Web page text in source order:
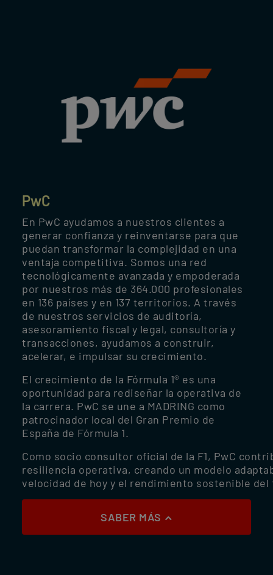
PwC
En PwC ayudamos a nuestros clientes a
generar confianza y reinventarse para que
puedan transformar la complejidad en una
ventaja competitiva. Somos una red
tecnológicamente avanzada y empoderada
por nuestros más de 364.000 profesionales
en 136 países y en 137 territorios. A través
de nuestros servicios de auditoría,
asesoramiento fiscal y legal, consultoría y
transacciones, ayudamos a construir,
acelerar, e impulsar su crecimiento.
El crecimiento de la Fórmula 1® es una
oportunidad para rediseñar la operativa de
la carrera. PwC se une a MADRING como
patrocinador local del Gran Premio de
España de Fórmula 1.
Como socio consultor oficial de la F1, PwC
resiliencia operativa, creando un modelo
velocidad de hoy y el rendimiento sostenible
SABER MÁS